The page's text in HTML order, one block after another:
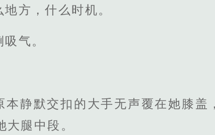
方，什么时机。
气。
本静默交扣的大手无声覆在她膝盖
腿中段。